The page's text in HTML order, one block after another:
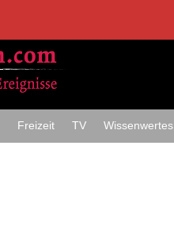
Freizeit TV Wissenwertes